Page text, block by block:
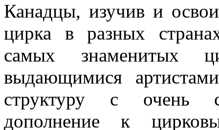
Канадцы, изучив и
цирка в разных
самых знаменитых
выдающимися
структуру с очень
дополнение к